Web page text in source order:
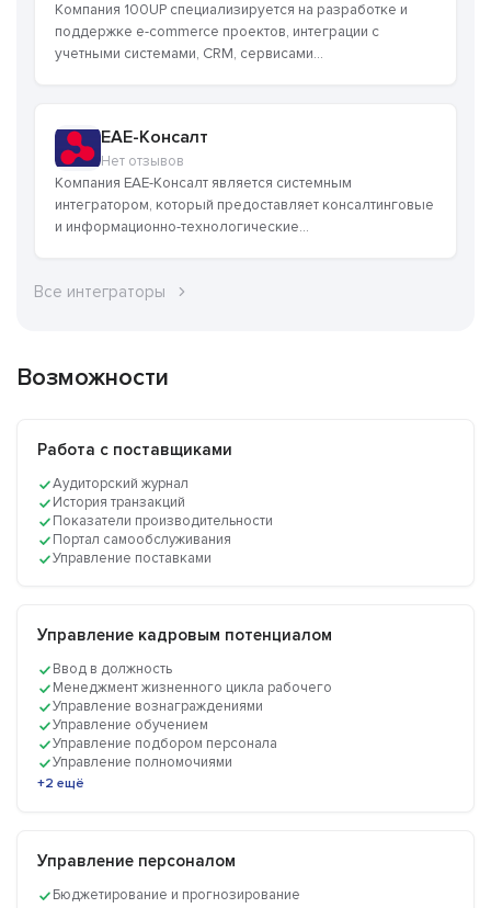
Компания 100UP специализируется на разработке и
поддержке e-commerce проектов, интеграции с
учетными системами, CRM, сервисами...
ЕАЕ-Консалт
Нет отзывов
Компания ЕАЕ-Консалт является системным
интегратором, который предоставляет консалтинговые
и информационно-технологические...
Все интеграторы
Возможности
Работа с поставщиками
Аудиторский журнал
История транзакций
Показатели производительности
Портал самообслуживания
Управление поставками
Управление кадровым потенциалом
Ввод в должность
Менеджмент жизненного цикла рабочего
Управление вознаграждениями
Управление обучением
Управление подбором персонала
Управление полномочиями
+2 ещё
Управление персоналом
Бюджетирование и прогнозирование